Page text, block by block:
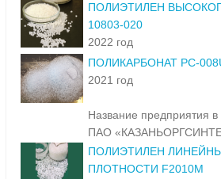
ПОЛИЭТИЛЕН
10803-020
2022 год
ПОЛИКАРБОНАТ PC-
2021 год
Название предприятия в
ПАО
ПОЛИЭТИЛЕН
ПЛОТНОСТИ F2010M